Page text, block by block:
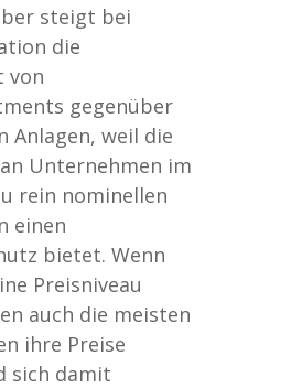
steigt bei
die
von
gegenüber
Anlagen, weil die
Unternehmen im
rein nominellen
einen
bietet. Wenn
Preisniveau
auch die meisten
ihre Preise
sich damit